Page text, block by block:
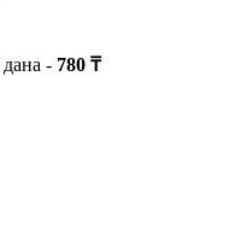
дана - 780 ₸